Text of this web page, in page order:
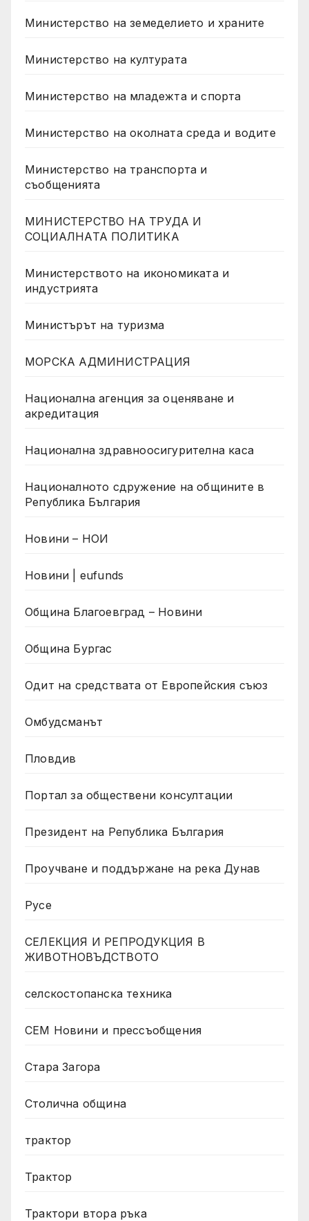
Министерство на земеделието и храните
Министерство на културата
Министерство на младежта и спорта
Министерство на околната среда и водите
Министерство на транспорта и
съобщенията
МИНИСТЕРСТВО НА ТРУДА И
СОЦИАЛНАТА ПОЛИТИКА
Министерството на икономиката и
индустрията
Министърът на туризма
МОРСКА АДМИНИСТРАЦИЯ
Национална агенция за оценяване и
акредитация
Национална здравноосигурителна каса
Националното сдружение на общините в
Република България
Новини – НОИ
Новини | eufunds
Община Благоевград – Новини
Община Бургас
Одит на средствата от Европейския съюз
Омбудсманът
Пловдив
Портал за обществени консултации
Президент на Република България
Проучване и поддържане на река Дунав
Русе
СЕЛЕКЦИЯ И РЕПРОДУКЦИЯ В
ЖИВОТНОВЪДСТВОТО
селскостопанска техника
СЕМ Новини и прессъобщения
Стара Загора
Столична община
трактор
Трактор
Трактори втора ръка